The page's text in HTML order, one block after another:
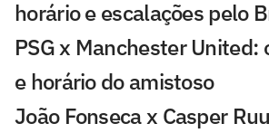
horário e escalações pelo
PSG x Manchester United:
e horário do amistoso
João Fonseca x Casper